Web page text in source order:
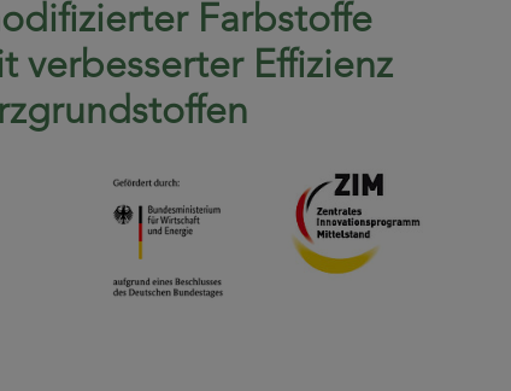
Farbstoffe
verbesserter Effizienz